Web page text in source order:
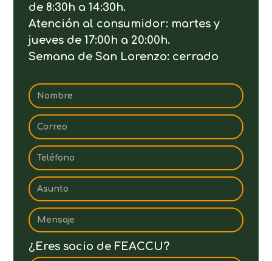
de 8:30h a 14:30h.
Atención al consumidor: martes y
jueves de 17:00h a 20:00h.
Semana de San Lorenzo: cerrado
¿Eres socio de FEACCU?